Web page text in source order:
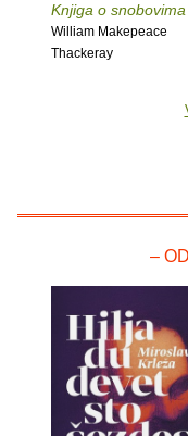
Knjiga o snobovima
William Makepeace
Thackeray
–